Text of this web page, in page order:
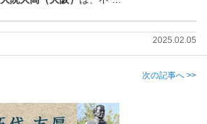
2025.02.05
次の記事へ >>